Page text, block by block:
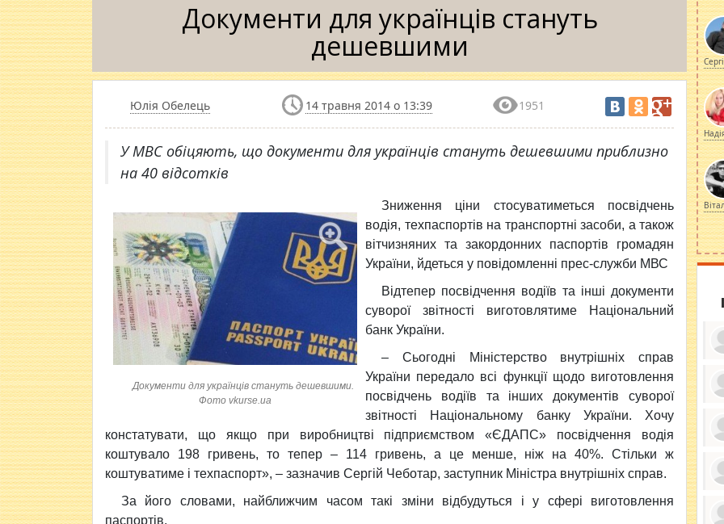
Документи для українців стануть
дешевшими
Юлія Обелець 14 травня 2014 о 13:39 1951
У МВС обіцяють, що документи для українців стануть дешевшими приблизно
на 40 відсотків
Документи для українців стануть дешевшими.
Фото vkurse.ua
Зниження ціни стосуватиметься посвідчень
водія, техпаспортів на транспортні засоби, а також
вітчизняних та закордонних паспортів громадян
України, йдеться у повідомленні прес-служби МВС
Відтепер посвідчення водіїв та інші документи
суворої звітності виготовлятиме Національний
банк України.
– Сьогодні Міністерство внутрішніх справ
України передало всі функції щодо виготовлення
посвідчень водіїв та інших документів суворої
звітності Національному банку України. Хочу
констатувати, що якщо при виробництві підприємством «ЄДАПС» посвідчення водія
коштувало 198 гривень, то тепер – 114 гривень, а це менше, ніж на 40%. Стільки ж
коштуватиме і техпаспорт», – зазначив Сергій Чеботар, заступник Міністра внутрішніх справ.
За його словами, найближчим часом такі зміни відбудуться і у сфері виготовлення
паспортів.